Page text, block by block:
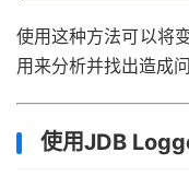
使用这种方法可以将
用来分析并找出造成
使用JDB